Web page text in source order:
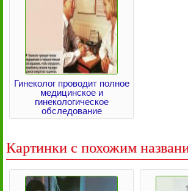
Гинеколог проводит полное
медицинское и
гинекологическое
обследование
Картинки с похожим